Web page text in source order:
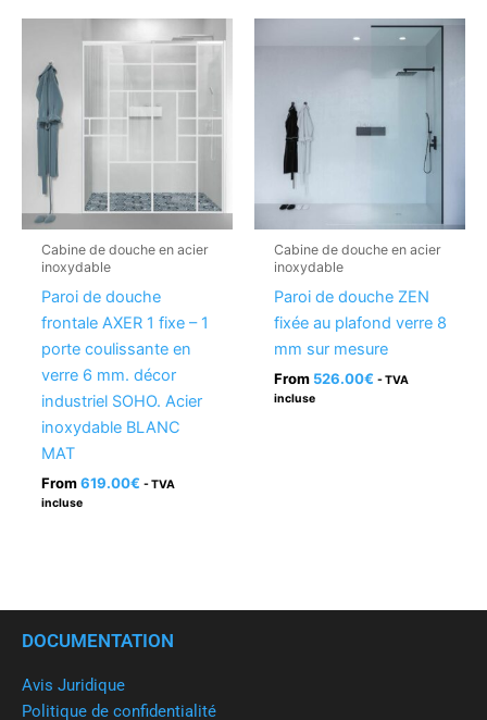
Cabine de douche en acier
inoxydable
Paroi de douche
frontale AXER 1 fixe – 1
porte coulissante en
verre 6 mm. décor
industriel SOHO. Acier
inoxydable BLANC
MAT
From 619.00€ - TVA
incluse
Cabine de douche en acier
inoxydable
Paroi de douche ZEN
fixée au plafond verre 8
mm sur mesure
From 526.00€ - TVA
incluse
DOCUMENTATION
Avis Juridique
Politique de confidentialité